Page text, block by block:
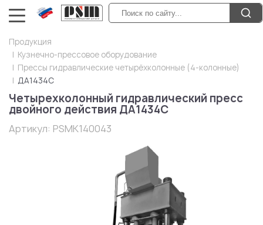
Продукция
Кузнечно-прессовое оборудование
Прессы гидравлические четырёхколонные (4-колонные)
ДА1434С
Четырехколонный гидравлический пресс
двойного действия ДА1434С
Артикул: PSMK140043